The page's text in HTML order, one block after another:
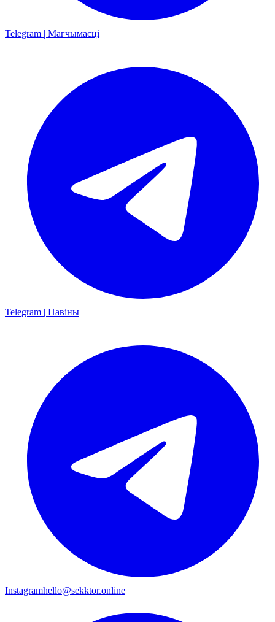
Telegram | Магчымасці
Telegram | Навіны
Instagramhello@sekktor.online